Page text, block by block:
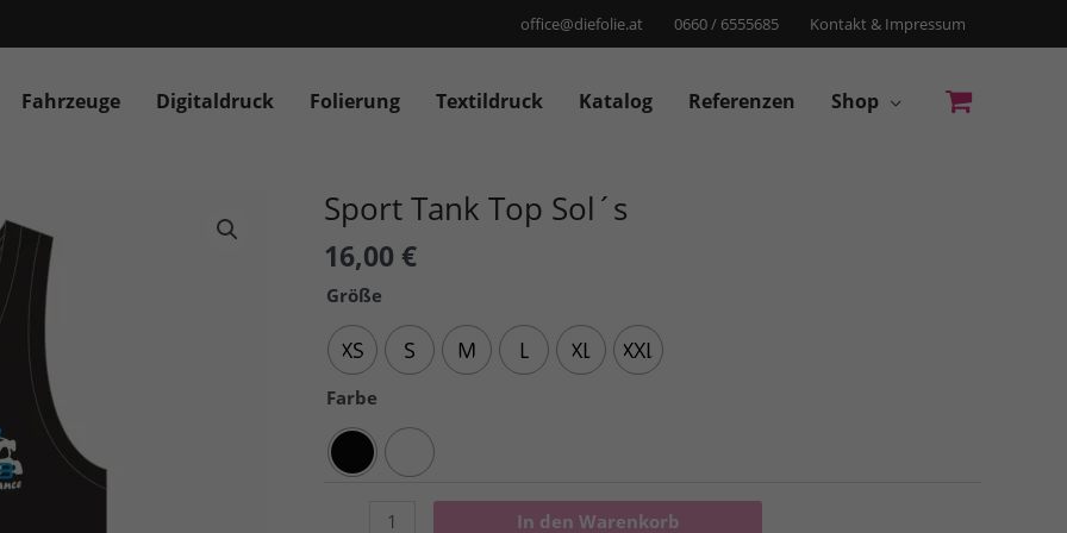
office@diefolie.at 0660 / 6555685 Kontakt & Impressum
Fahrzeuge Digitaldruck Folierung Textildruck Katalog Referenzen Shop
Sport Tank Top Sol´s
16,00 €
Größe
XS S M L XL XXL
Farbe
In den Warenkorb